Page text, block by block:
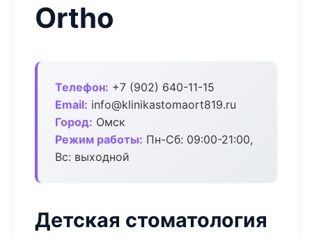
Ortho
Телефон: +7 (902) 640-11-15
Email: info@klinikastomaort819.ru
Город: Омск
Режим работы: Пн-Сб: 09:00-21:00,
Вс: выходной
Детская стоматология